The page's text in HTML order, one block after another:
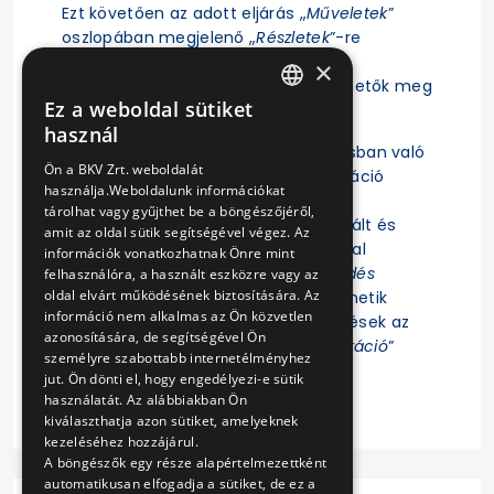
Ezt követően az adott eljárás „Műveletek”
oszlopában megjelenő „Részletek”-re
kattintás után érhető el az eljárás
ajánlattételi felhívása, illetve tekinthetők meg
az eljárásra vonatkozó főbb adatok.
Felhívjuk a figyelmet, hogy az eljárásban való
részvételhez az EKR-be való regisztráció
szükséges! Az eljárás további
dokumentumait az EKR-ben regisztrált és
ajánlat összeállítására jogosultsággal
rendelkező Felhasználók az „Érdeklődés
jelzése” funkció indítása után tekinthetik
meg. Az eljárással kapcsolatos kérdések az
EKR-ben erre létrehozott „
Kommunikáció”
felületen tehetők fel.
×
Ez a weboldal sütiket
használ
Ön a BKV Zrt. weboldalát
használja.Weboldalunk információkat
tárolhat vagy gyűjthet be a böngészőjéről,
amit az oldal sütik segítségével végez. Az
információk vonatkozhatnak Önre mint
felhasználóra, a használt eszközre vagy az
oldal elvárt működésének biztosítására. Az
információ nem alkalmas az Ön közvetlen
azonosítására, de segítségével Ön
személyre szabottabb internetélményhez
jut. Ön dönti el, hogy engedélyezi-e sütik
használatát. Az alábbiakban Ön
kiválaszthatja azon sütiket, amelyeknek
kezeléséhez hozzájárul.
A böngészők egy része alapértelmezettként
automatikusan elfogadja a sütiket, de ez a